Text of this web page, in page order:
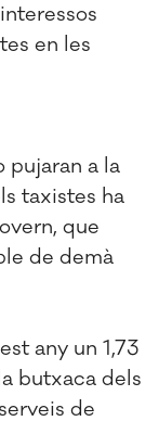
en les
pujaran a la
taxistes ha
que
de demà
any un 1,73
butxaca dels
de